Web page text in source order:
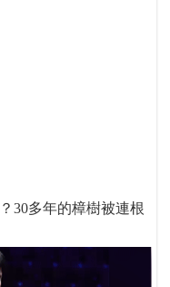
30多年的樟樹被連根